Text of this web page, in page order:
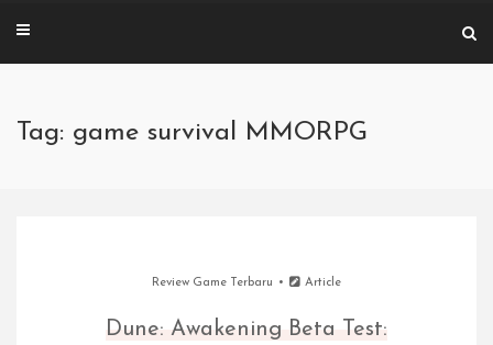
Tag: game survival MMORPG
Review Game Terbaru Article
Dune: Awakening Beta Test: